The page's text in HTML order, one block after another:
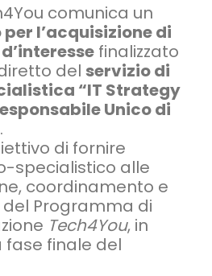
comunica un
l’acquisizione di
finalizzato
del servizio di
“IT Strategy
Unico di
.
di fornire
specialistico alle
coordinamento e
Programma di
Tech4You, in
finale del